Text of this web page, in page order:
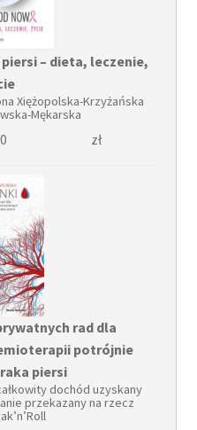
piersi – dieta, leczenie,
Xiężopolska-Krzyżańska
Mękarska
zł
rad dla
potrójnie
piersi
dochód uzyskany
przekazany na rzecz